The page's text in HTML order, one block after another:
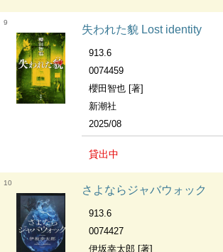
9
失われた貌 Lost identity
913.6
0074459
櫻田智也 [著]
新潮社
2025/08
貸出中
10
さよならジャバウォック
913.6
0074427
伊坂幸太郎 [著]